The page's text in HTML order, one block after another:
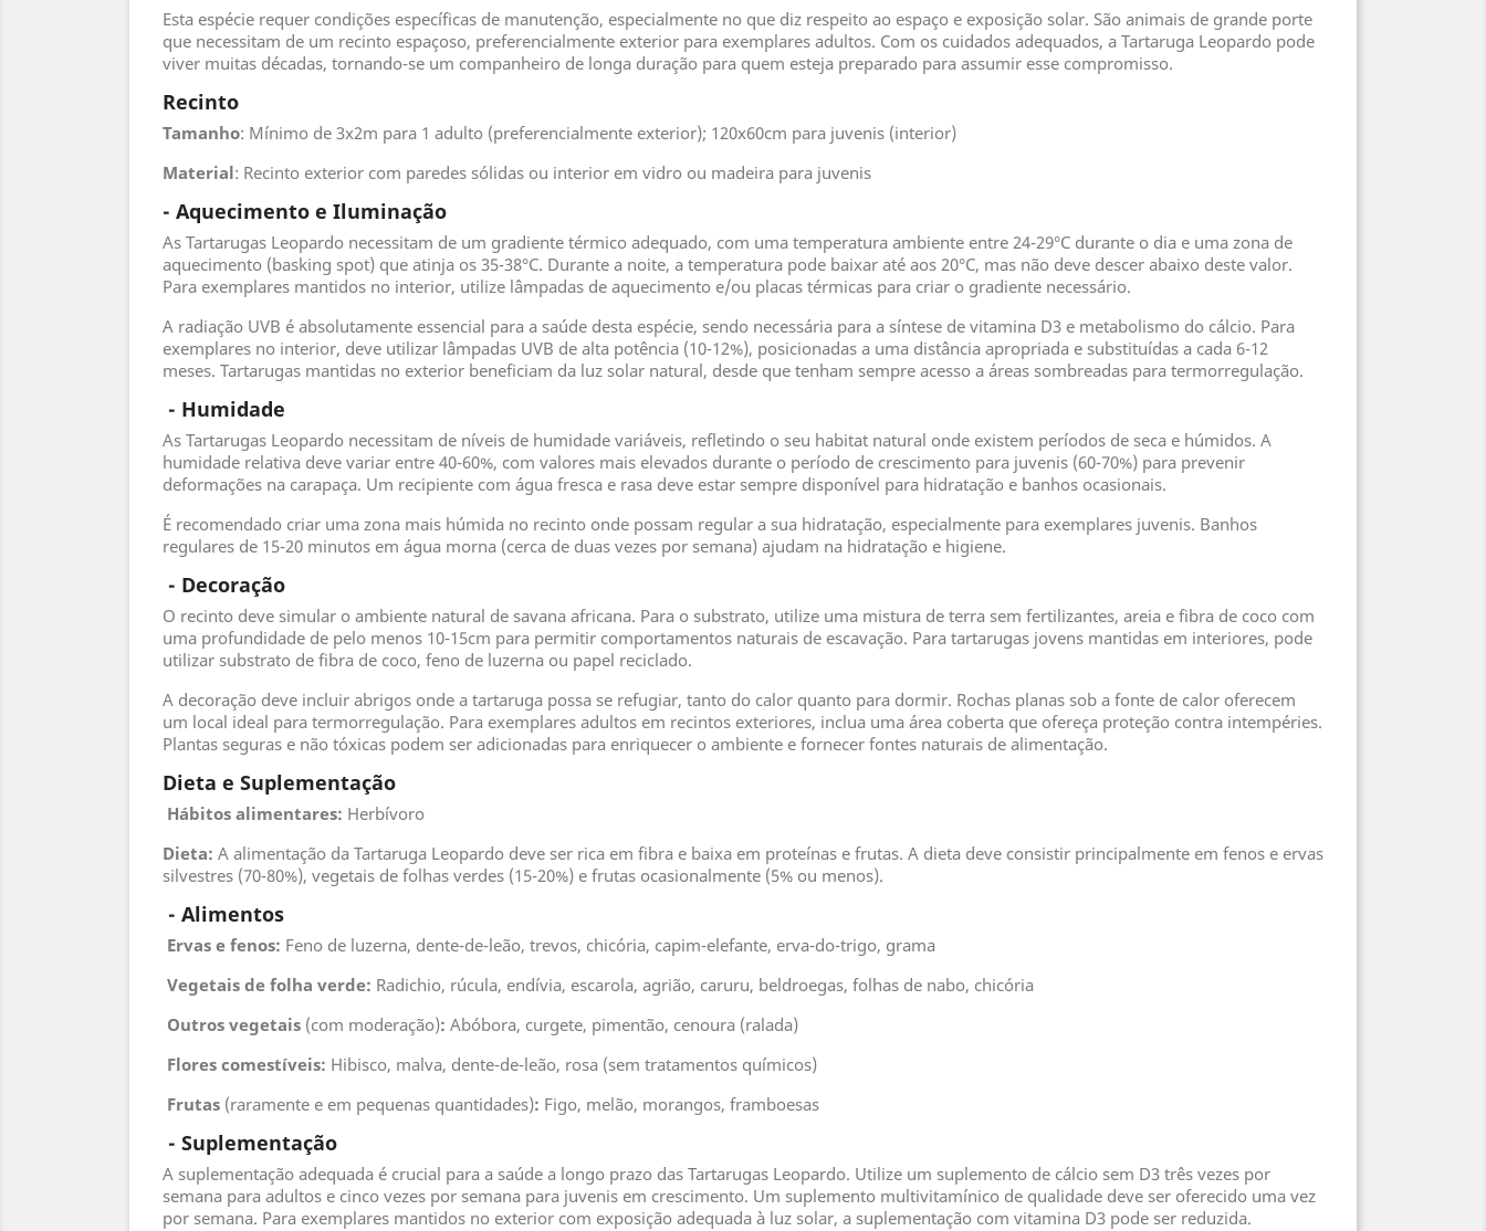
Esta espécie requer condições específicas de manutenção, especialmente no que diz respeito ao espaço e exposição solar. São animais de grande porte
que necessitam de um recinto espaçoso, preferencialmente exterior para exemplares adultos. Com os cuidados adequados, a Tartaruga Leopardo pode
viver muitas décadas, tornando-se um companheiro de longa duração para quem esteja preparado para assumir esse compromisso.
Recinto
Tamanho: Mínimo de 3x2m para 1 adulto (preferencialmente exterior); 120x60cm para juvenis (interior)
Material: Recinto exterior com paredes sólidas ou interior em vidro ou madeira para juvenis
- Aquecimento e Iluminação
As Tartarugas Leopardo necessitam de um gradiente térmico adequado, com uma temperatura ambiente entre 24-29°C durante o dia e uma zona de
aquecimento (basking spot) que atinja os 35-38°C. Durante a noite, a temperatura pode baixar até aos 20°C, mas não deve descer abaixo deste valor.
Para exemplares mantidos no interior, utilize lâmpadas de aquecimento e/ou placas térmicas para criar o gradiente necessário.
A radiação UVB é absolutamente essencial para a saúde desta espécie, sendo necessária para a síntese de vitamina D3 e metabolismo do cálcio. Para
exemplares no interior, deve utilizar lâmpadas UVB de alta potência (10-12%), posicionadas a uma distância apropriada e substituídas a cada 6-12
meses. Tartarugas mantidas no exterior beneficiam da luz solar natural, desde que tenham sempre acesso a áreas sombreadas para termorregulação.
- Humidade
As Tartarugas Leopardo necessitam de níveis de humidade variáveis, refletindo o seu habitat natural onde existem períodos de seca e húmidos. A
humidade relativa deve variar entre 40-60%, com valores mais elevados durante o período de crescimento para juvenis (60-70%) para prevenir
deformações na carapaça. Um recipiente com água fresca e rasa deve estar sempre disponível para hidratação e banhos ocasionais.
É recomendado criar uma zona mais húmida no recinto onde possam regular a sua hidratação, especialmente para exemplares juvenis. Banhos
regulares de 15-20 minutos em água morna (cerca de duas vezes por semana) ajudam na hidratação e higiene.
- Decoração
O recinto deve simular o ambiente natural de savana africana. Para o substrato, utilize uma mistura de terra sem fertilizantes, areia e fibra de coco com
uma profundidade de pelo menos 10-15cm para permitir comportamentos naturais de escavação. Para tartarugas jovens mantidas em interiores, pode
utilizar substrato de fibra de coco, feno de luzerna ou papel reciclado.
A decoração deve incluir abrigos onde a tartaruga possa se refugiar, tanto do calor quanto para dormir. Rochas planas sob a fonte de calor oferecem
um local ideal para termorregulação. Para exemplares adultos em recintos exteriores, inclua uma área coberta que ofereça proteção contra intempéries.
Plantas seguras e não tóxicas podem ser adicionadas para enriquecer o ambiente e fornecer fontes naturais de alimentação.
Dieta e Suplementação
Hábitos alimentares: Herbívoro
Dieta: A alimentação da Tartaruga Leopardo deve ser rica em fibra e baixa em proteínas e frutas. A dieta deve consistir principalmente em fenos e ervas
silvestres (70-80%), vegetais de folhas verdes (15-20%) e frutas ocasionalmente (5% ou menos).
- Alimentos
Ervas e fenos: Feno de luzerna, dente-de-leão, trevos, chicória, capim-elefante, erva-do-trigo, grama
Vegetais de folha verde: Radichio, rúcula, endívia, escarola, agrião, caruru, beldroegas, folhas de nabo, chicória
Outros vegetais (com moderação): Abóbora, curgete, pimentão, cenoura (ralada)
Flores comestíveis: Hibisco, malva, dente-de-leão, rosa (sem tratamentos químicos)
Frutas (raramente e em pequenas quantidades): Figo, melão, morangos, framboesas
- Suplementação
A suplementação adequada é crucial para a saúde a longo prazo das Tartarugas Leopardo. Utilize um suplemento de cálcio sem D3 três vezes por
semana para adultos e cinco vezes por semana para juvenis em crescimento. Um suplemento multivitamínico de qualidade deve ser oferecido uma vez
por semana. Para exemplares mantidos no exterior com exposição adequada à luz solar, a suplementação com vitamina D3 pode ser reduzida.